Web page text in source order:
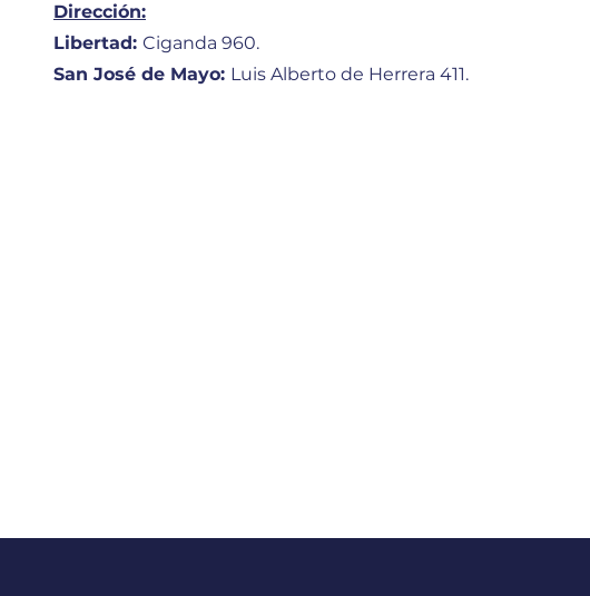
Dirección:
Libertad: Ciganda 960.
San José de Mayo: Luis Alberto de Herrera 411.